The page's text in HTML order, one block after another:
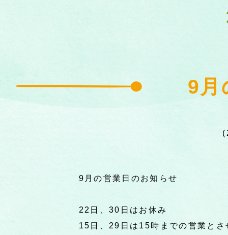
9月
9月の営業日のお知らせ
22日、30日はお休み
15日、29日は15時までの営業とさ